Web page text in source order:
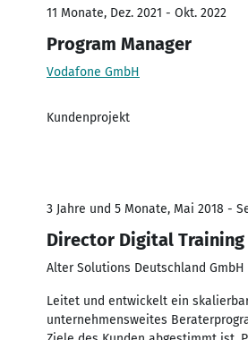
11 Monate, Dez. 2021 - Okt. 2022
Program Manager
Vodafone GmbH
Kundenprojekt
3 Jahre und 5 Monate, Mai 2018 -
Director Digital Training
Alter Solutions Deutschland GmbH
Leitet und entwickelt ein
unternehmensweites